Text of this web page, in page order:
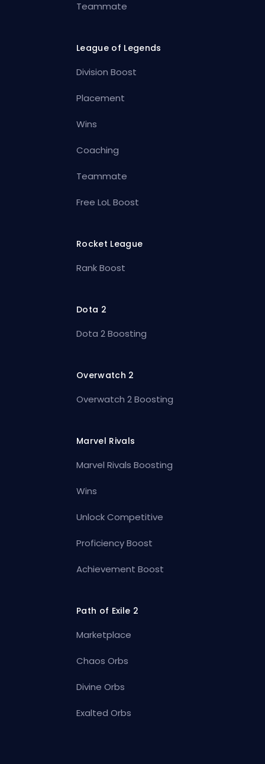
Teammate
League of Legends
Division Boost
Placement
Wins
Coaching
Teammate
Free LoL Boost
Rocket League
Rank Boost
Dota 2
Dota 2 Boosting
Overwatch 2
Overwatch 2 Boosting
Marvel Rivals
Marvel Rivals Boosting
Wins
Unlock Competitive
Proficiency Boost
Achievement Boost
Path of Exile 2
Marketplace
Chaos Orbs
Divine Orbs
Exalted Orbs